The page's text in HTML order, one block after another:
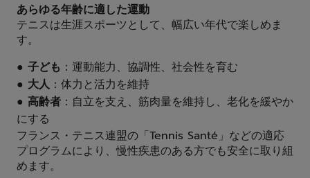
あらゆる年齢に適した運動
テニスは生涯スポーツとして、幅広い年代で楽しめま
す。
● 子ども ：運動能力、協調性、社会性を育む
● 大人 ：体力と活力を維持
● 高齢者 ：自立を支え、筋肉量を維持し、老化を緩やか
にする
フランス・テニス連盟の「Tennis Santé」などの適応
プログラムにより、慢性疾患のある方でも安全に取り組
めます。